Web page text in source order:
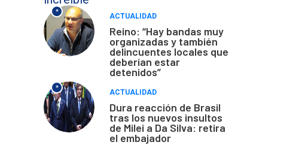
*
ACTUALIDAD
Reino: “Hay bandas muy
organizadas y también
delincuentes locales que
deberían estar
detenidos”
*
ACTUALIDAD
Dura reacción de Brasil
tras los nuevos insultos
de Milei a Da Silva: retira
el embajador